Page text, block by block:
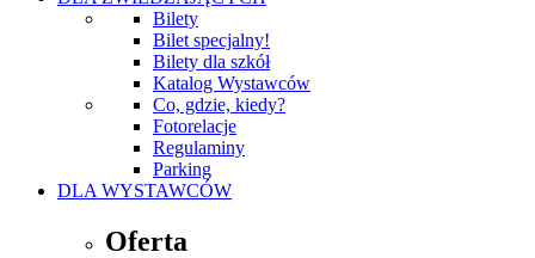
Bilety
Bilet specjalny!
Bilety dla szkół
Katalog Wystawców
Co, gdzie, kiedy?
Fotorelacje
Regulaminy
Parking
DLA WYSTAWCÓW
Oferta